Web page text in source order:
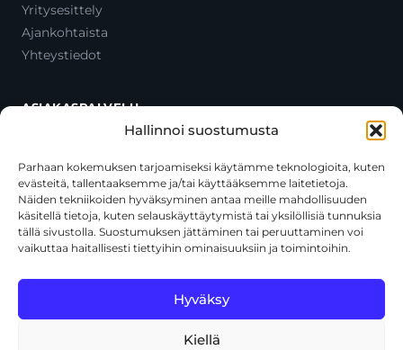
Hallinnoi suostumusta
Parhaan kokemuksen tarjoamiseksi käytämme teknologioita, kuten
evästeitä, tallentaaksemme ja/tai käyttääksemme laitetietoja.
Näiden tekniikoiden hyväksyminen antaa meille mahdollisuuden
käsitellä tietoja, kuten selauskäyttäytymistä tai yksilöllisiä tunnuksia
tällä sivustolla. Suostumuksen jättäminen tai peruuttaminen voi
vaikuttaa haitallisesti tiettyihin ominaisuuksiin ja toimintoihin.
Hyväksy
Kiellä
Yritysesittely
Ajankohtaista
Yhteystiedot
ASIAKASPALVELU
Oma tili
Maksutavat
Toimitustavat
Usein kysytyt kysymykset
+358 44 270 3795
asiakaspalvelu@toolcat.fi